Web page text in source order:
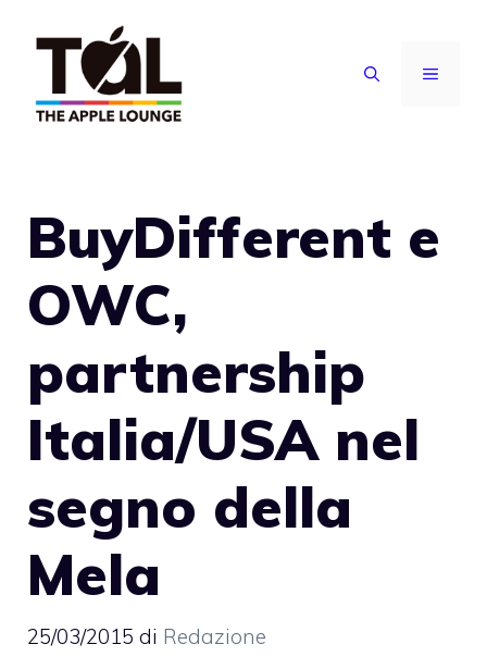
contenuto
MENU
BuyDifferent e
OWC,
partnership
Italia/USA nel
segno della
Mela
25/03/2015 di Redazione